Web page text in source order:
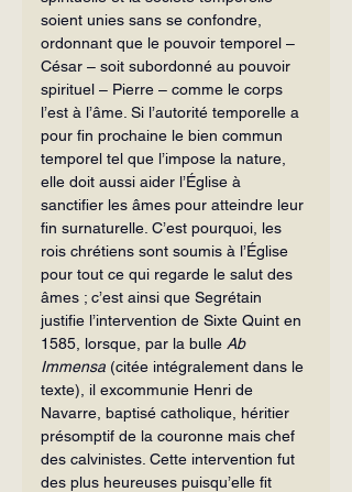
soient unies sans se confondre,
ordonnant que le pouvoir temporel –
César – soit subordonné au pouvoir
spirituel – Pierre – comme le corps
l’est à l’âme. Si l’autorité temporelle a
pour fin prochaine le bien commun
temporel tel que l’impose la nature,
elle doit aussi aider l’Église à
sanctifier les âmes pour atteindre leur
fin surnaturelle. C’est pourquoi, les
rois chrétiens sont soumis à l’Église
pour tout ce qui regarde le salut des
âmes ; c’est ainsi que Segrétain
justifie l’intervention de Sixte Quint en
1585, lorsque, par la bulle Ab
Immensa (citée intégralement dans le
texte), il excommunie Henri de
Navarre, baptisé catholique, héritier
présomptif de la couronne mais chef
des calvinistes. Cette intervention fut
des plus heureuses puisqu’elle fit